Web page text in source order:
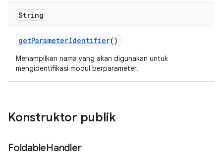
String
getParameterIdentifier()
Menampilkan nama yang akan digunakan untuk
mengidentifikasi modul berparameter.
Konstruktor publik
FoldableHandler